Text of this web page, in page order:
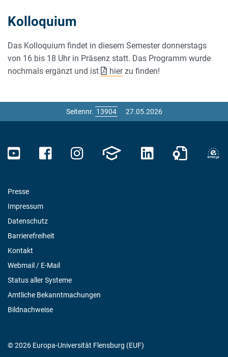
Kolloquium
Das Kolloquium findet in diesem Semester donnerstags
von 16 bis 18 Uhr in Präsenz statt. Das Programm wurde
nochmals ergänzt und ist
hierzu finden!
Seitennr. 27.05.2026
Presse
Impressum
Datenschutz
Barrierefreiheit
Kontakt
Webmail / E-Mail
Status aller Systeme
Amtliche Bekanntmachungen
Bildnachweise
© 2026 Europa-Universität Flensburg (EUF)